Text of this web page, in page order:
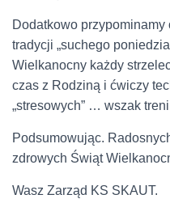
Dodatkowo przypominamy
tradycji „suchego
Wielkanocny każdy
czas z Rodziną i ćwiczy
„stresowych” … wszak
Podsumowując.
zdrowych Świąt
Wasz Zarząd KS SKAUT.